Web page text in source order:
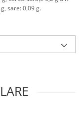
sare: 0,09 g.